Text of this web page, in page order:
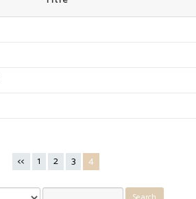
<< 1 2 3 4